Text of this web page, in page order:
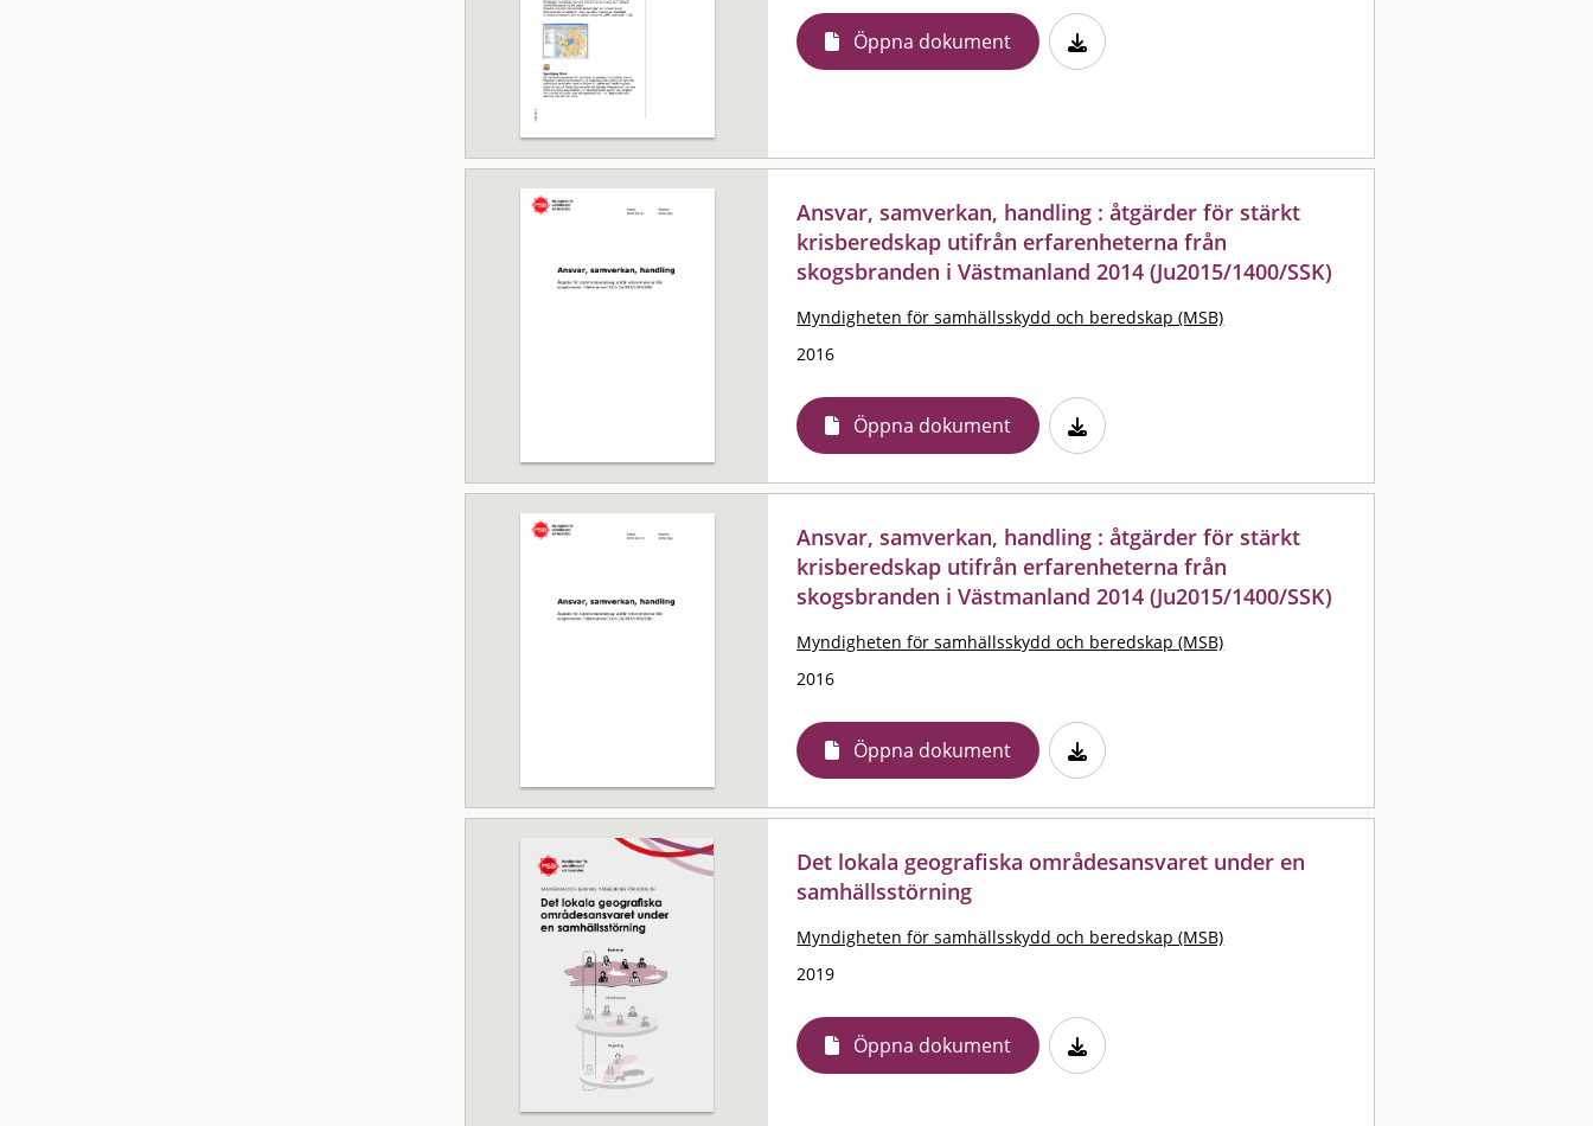
Öppna dokument
Ansvar, samverkan, handling : åtgärder för stärkt
krisberedskap utifrån erfarenheterna från
skogsbranden i Västmanland 2014 (Ju2015/1400/SSK)
Myndigheten för samhällsskydd och beredskap (MSB)
2016
Öppna dokument
Ansvar, samverkan, handling : åtgärder för stärkt
krisberedskap utifrån erfarenheterna från
skogsbranden i Västmanland 2014 (Ju2015/1400/SSK)
Myndigheten för samhällsskydd och beredskap (MSB)
2016
Öppna dokument
Det lokala geografiska områdesansvaret under en
samhällsstörning
Myndigheten för samhällsskydd och beredskap (MSB)
2019
Öppna dokument